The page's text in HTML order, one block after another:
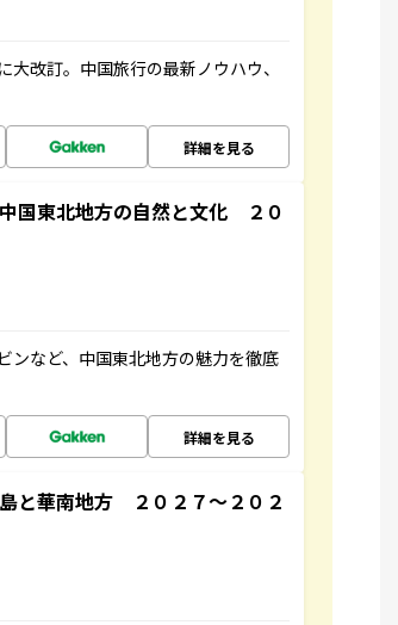
改訂。中国旅行の最新ノウハウ、
詳細を見る
東北地方の自然と文化 ２０
ンなど、中国東北地方の魅力を徹底
詳細を見る
華南地方 ２０２７～２０２